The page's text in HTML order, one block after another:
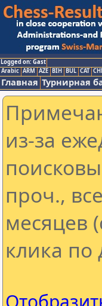
Logged on: Gast
Arabic ARM AZE BIH BUL CAT
Главная Турнирная
из-за
проч.,
месяцев
клика по